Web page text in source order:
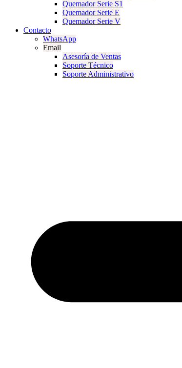
Quemador Serie S1
Quemador Serie E
Quemador Serie V
Contacto
WhatsApp
Email
Asesoría de Ventas
Soporte Técnico
Soporte Administrativo